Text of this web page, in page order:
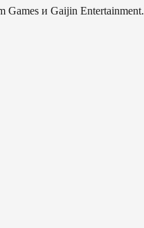
Games и Gaijin Entertainment.